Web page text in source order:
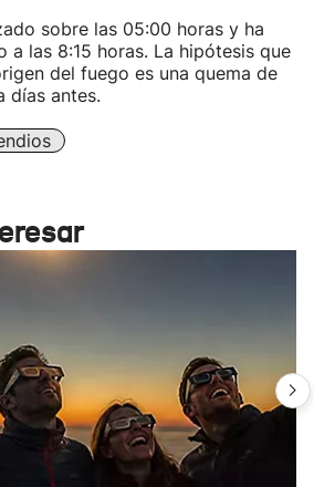
sobre las 05:00 horas y ha
a las 8:15 horas. La hipótesis que
del fuego es una quema de
días antes.